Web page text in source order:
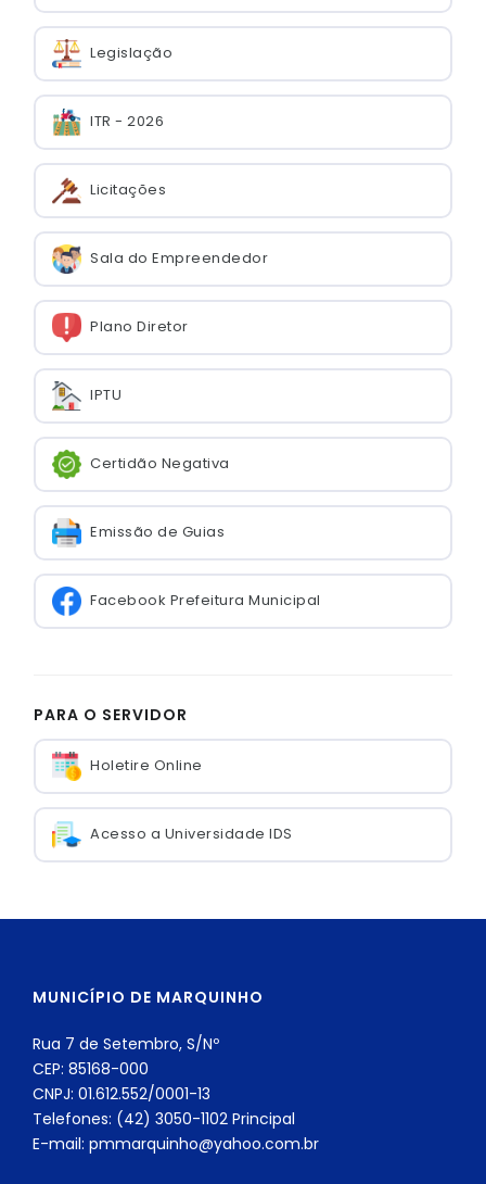
Legislação
ITR - 2026
Licitações
Sala do Empreendedor
Plano Diretor
IPTU
Certidão Negativa
Emissão de Guias
Facebook Prefeitura Municipal
PARA O SERVIDOR
Holetire Online
Acesso a Universidade IDS
MUNICÍPIO DE MARQUINHO
Rua 7 de Setembro, S/Nº
CEP: 85168-000
CNPJ: 01.612.552/0001-13
Telefones: (42) 3050-1102 Principal
E-mail: pmmarquinho@yahoo.com.br